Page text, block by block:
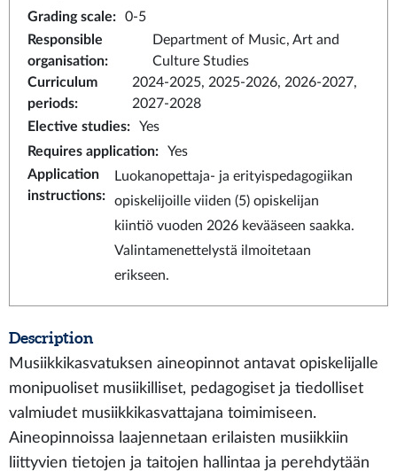
Grading scale:
0-5
Responsible
organisation:
Department of Music, Art and
Culture Studies
Curriculum
periods:
2024-2025, 2025-2026, 2026-2027,
2027-2028
Elective studies:
Yes
Requires application:
Yes
Application
instructions:
Luokanopettaja- ja erityispedagogiikan
opiskelijoille viiden (5) opiskelijan
kiintiö vuoden 2026 kevääseen saakka.
Valintamenettelystä ilmoitetaan
erikseen.
Description
Musiikkikasvatuksen aineopinnot antavat opiskelijalle
monipuoliset musiikilliset, pedagogiset ja tiedolliset
valmiudet musiikkikasvattajana toimimiseen.
Aineopinnoissa laajennetaan erilaisten musiikkiin
liittyvien tietojen ja taitojen hallintaa ja perehdytään